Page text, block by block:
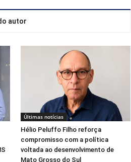
autor
Últimas notícias
Hélio Peluffo Filho reforça
compromisso com a política
voltada ao desenvolvimento de
Mato Grosso do Sul